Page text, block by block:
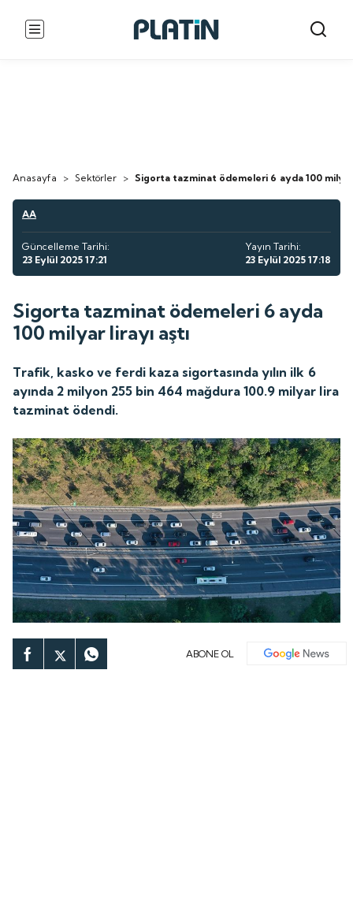
Anasayfa > Sektörler > Sigorta tazminat ödemeleri 6 ayda 100 milyar
AA
Güncelleme Tarihi:
23 Eylül 2025 17:21
Yayın Tarihi:
23 Eylül 2025 17:18
Sigorta tazminat ödemeleri 6 ayda
100 milyar lirayı aştı
Trafik, kasko ve ferdi kaza sigortasında yılın ilk 6
ayında 2 milyon 255 bin 464 mağdura 100.9 milyar lira
tazminat ödendi.
ABONE OL